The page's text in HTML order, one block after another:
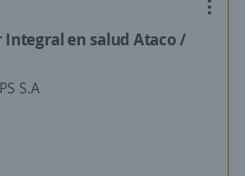
en salud Ataco /
S.A